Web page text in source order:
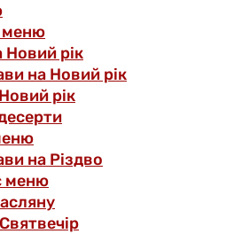
меню
Новий рік
на Новий рік
рік
на Різдво
меню